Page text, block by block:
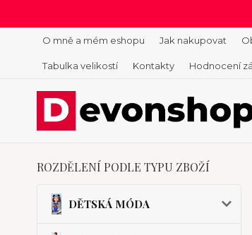
O mně a mém eshopu Jak nakupovat
Tabulka velikostí Kontakty Hodnocení
ROZDĚLENÍ PODLE TYPU ZBOŽÍ
DĚTSKÁ MÓDA